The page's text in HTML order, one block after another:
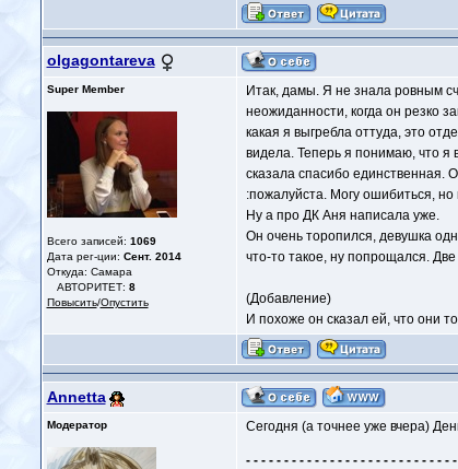
olgagontareva
Super Member
Всего записей: 1069
Дата рег-ции: Сент. 2014
Откуда: Самара
АВТОРИТЕТ: 8
Повысить/Опустить
Итак, дамы. Я не знала ровным
неожиданности, когда он резко
какая я выгребла оттуда, это
видела. Теперь я понимаю, что я
сказала спасибо единственная.
:пожалуйста. Могу ошибиться,
Ну а про ДК Аня написала уже.
Он очень торопился, девушка
что-то такое, ну попрощался.
(Добавление)
И похоже он сказал ей, что они
Annetta
Модератор Сегодня (а точнее уже вчера)
- - - - - - - - - - - - - - - - - - - - - - - - - - - -